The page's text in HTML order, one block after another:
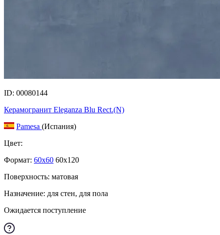
ID: 00080144
Керамогранит Eleganza Blu Rect.(N)
Pamesa (Испания)
Цвет:
Формат: 60x60 60x120
Поверхность: матовая
Назначение: для стен, для пола
Ожидается поступление